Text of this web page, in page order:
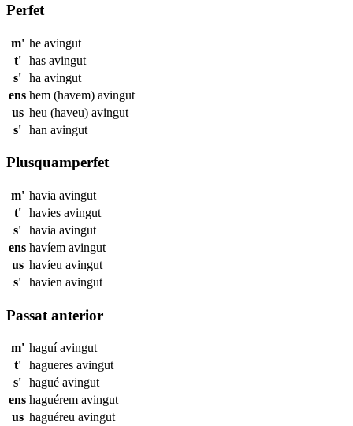
Perfet
m' he avingut
t'
has avingut
s' ha avingut
ens hem (havem) avingut
us heu (haveu) avingut
s' han avingut
Plusquamperfet
m' havia avingut
t'
havies avingut
s' havia avingut
ens havíem avingut
us havíeu avingut
s' havien avingut
Passat anterior
m' haguíavingut
t'
hagueres avingut
s' hagué avingut
ens haguérem avingut
us haguéreu avingut